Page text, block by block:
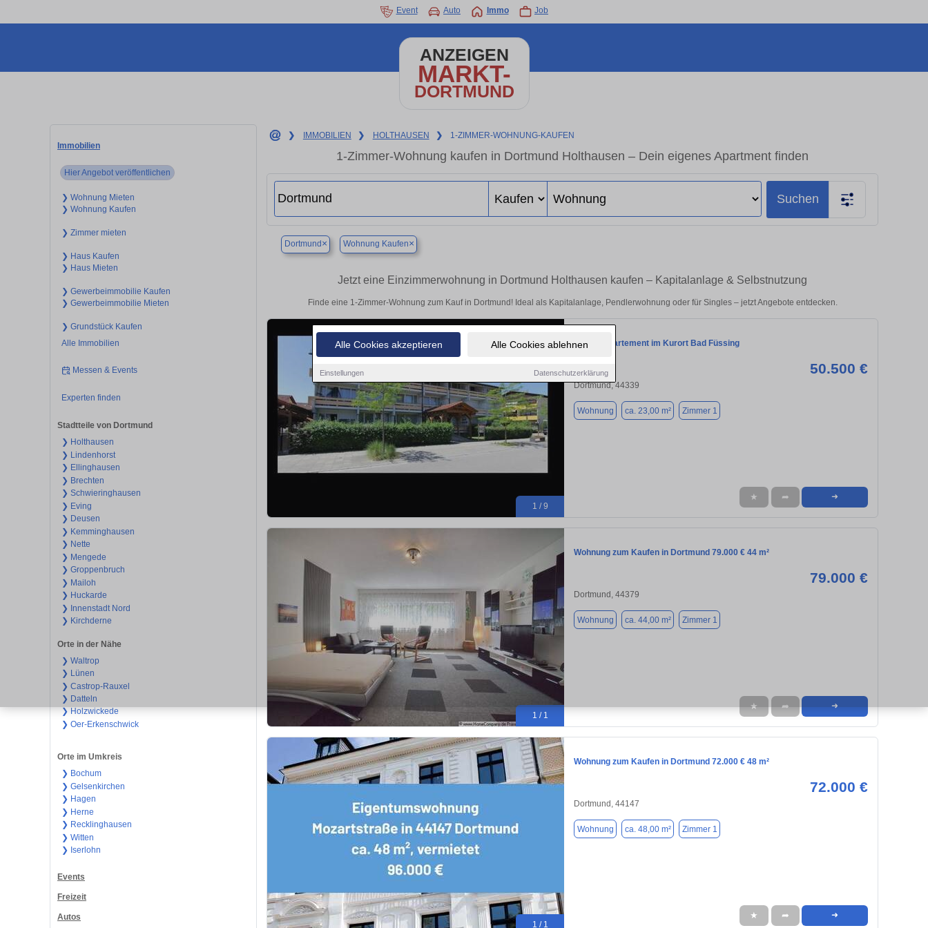
Alle Cookies akzeptieren Alle Cookies ablehnen
Einstellungen Datenschutzerklärung
Event Auto Immo Job
ANZEIGEN
MARKT-
DORTMUND
Immobilien
Hier Angebot veröffentlichen
❯ Wohnung Mieten
❯ Wohnung Kaufen
❯ Zimmer mieten
❯ Haus Kaufen
❯ Haus Mieten
❯ Gewerbeimmobilie Kaufen
❯ Gewerbeimmobilie Mieten
❯ Grundstück Kaufen
Alle Immobilien
Messen & Events
Experten finden
Stadtteile von Dortmund
❯ Holthausen
❯ Lindenhorst
❯ Ellinghausen
❯ Brechten
❯ Schwieringhausen
❯ Eving
❯ Deusen
❯ Kemminghausen
❯ Nette
❯ Mengede
❯ Groppenbruch
❯ Mailoh
❯ Huckarde
❯ Innenstadt Nord
❯ Kirchderne
Orte in der Nähe
❯ Waltrop
❯ Lünen
❯ Castrop-Rauxel
❯ Datteln
❯ Holzwickede
❯ Oer-Erkenschwick
Orte im Umkreis
❯ Bochum
❯ Gelsenkirchen
❯ Hagen
❯ Herne
❯ Recklinghausen
❯ Witten
❯ Iserlohn
Events
Freizeit
Autos
❯ IMMOBILIEN ❯ HOLTHAUSEN ❯ 1-ZIMMER-WOHNUNG-KAUFEN
1-Zimmer-Wohnung kaufen in Dortmund Holthausen – Dein eigenes Apartment finden
Suchen
Dortmund × Wohnung Kaufen×
Jetzt eine Einzimmerwohnung in Dortmund Holthausen kaufen – Kapitalanlage & Selbstnutzung
Finde eine 1-Zimmer-Wohnung zum Kauf in Dortmund! Ideal als Kapitalanlage, Pendlerwohnung oder für Singles – jetzt Angebote entdecken.
1 / 9
Ferienappartement im Kurort Bad Füssing
50.500 €
Dortmund, 44339
Wohnung ca. 23,00 m² Zimmer 1
★ ➦ ➜
1 / 1
Wohnung zum Kaufen in Dortmund 79.000 € 44 m²
79.000 €
Dortmund, 44379
Wohnung ca. 44,00 m² Zimmer 1
★ ➦ ➜
1 / 1
Wohnung zum Kaufen in Dortmund 72.000 € 48 m²
72.000 €
Dortmund, 44147
Wohnung ca. 48,00 m² Zimmer 1
★ ➦ ➜